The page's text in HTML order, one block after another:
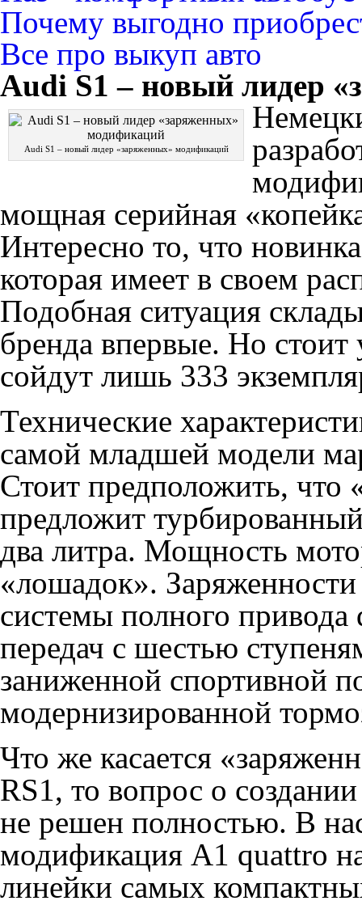
Почему выгодно
Все про выкуп авто
Audi S1 – новый лидер
Audi S1 – новый лидер «заряженных» модификаций
мощная серийная
Интересно то, что
которая имеет в своем
Подобная ситуация
бренда впервые. Но стоит
сойдут лишь 333
Технические
самой младшей модели
Стоит предположить, что
предложит
два литра. Мощность
«лошадок».
системы полного
передач с шестью
заниженной спортивной
модернизированной
Что же касается
RS1, то вопрос о
не решен полностью. В
модификация A1 quattro
линейки самых